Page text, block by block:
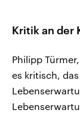
Kritik an der
Philipp
es kritisch,